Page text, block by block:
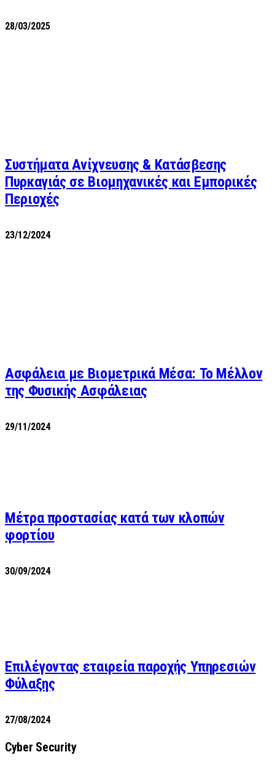
28/03/2025
Συστήματα Ανίχνευσης & Κατάσβεσης
Πυρκαγιάς σε Βιομηχανικές και Εμπορικές
Περιοχές
23/12/2024
Ασφάλεια με Βιομετρικά Μέσα: Το Μέλλον
της Φυσικής Ασφάλειας
29/11/2024
Μέτρα προστασίας κατά των κλοπών
φορτίου
30/09/2024
Επιλέγοντας εταιρεία παροχής Υπηρεσιών
Φύλαξης
27/08/2024
Cyber Security